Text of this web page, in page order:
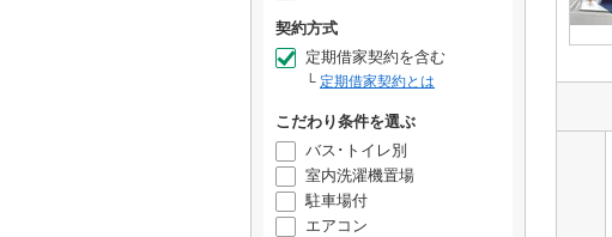
契約方式
定期借家契約を含む
定期借家契約とは
こだわり条件を選ぶ
バス･トイレ別
室内洗濯機置場
駐車場付
エアコン